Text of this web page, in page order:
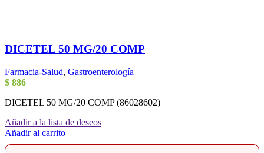
DICETEL 50 MG/20 COMP
Farmacia-Salud, Gastroenterología
$ 886
DICETEL 50 MG/20 COMP (86028602)
Añadir a la lista de deseos
Añadir al carrito